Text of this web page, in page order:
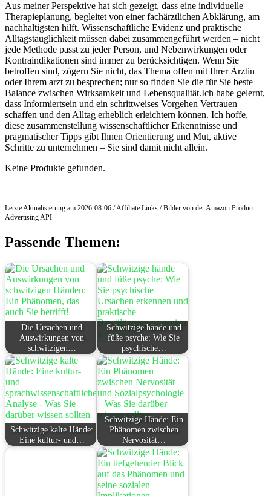
Aus meiner Perspektive‌ hat sich gezeigt, dass eine individuelle
Therapieplanung, begleitet von einer ⁤fachärztlichen​ Abklärung, am
nachhaltigsten hilft. Wissenschaftliche‌ Evidenz​ und praktische
‌Alltagstauglichkeit‍ müssen dabei zusammengeführt werden – nicht
jede Methode⁤ passt zu‍ jeder Person, und Nebenwirkungen oder⁤
Kontraindikationen sind immer zu berücksichtigen. Wenn Sie⁤
betroffen⁢ sind, zögern Sie nicht, das Thema offen mit Ihrer Ärztin
oder⁣ Ihrem arzt zu besprechen; nur so finden Sie die für‍ Sie‌ beste
Balance zwischen Wirksamkeit und Lebensqualität.Ich habe ‍gelernt,
dass Informiertsein und ein schrittweises ⁣Vorgehen ⁢Vertrauen
schaffen⁢ und den Alltag erheblich erleichtern⁣ können. Ich‌ hoffe,⁣
diese⁢ zusammenstellung wissenschaftlicher Erkenntnisse und
pragmatischer Tipps gibt Ihnen Orientierung und Mut, ‍aktive
Schritte zu unternehmen – Sie ‍sind damit nicht allein.
Keine Produkte gefunden.
Letzte Aktualisierung am 2026-08-06 / Affiliate Links / Bilder von der Amazon Product
Advertising API
Passende Themen:
Die Ursachen und
Auswirkungen von
schwitzigen…
Schwitzige hände und
füße psyche: Wie Sie
psychische…
Schwitzige kalte Hände:
Eine kultur- und…
Schwitzige Hände: Ein
Phänomen zwischen
Nervosität…